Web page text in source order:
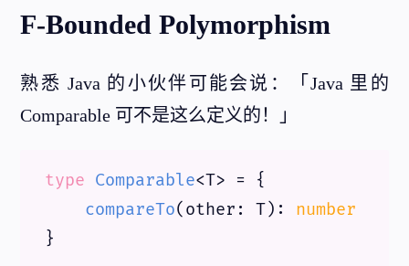
F-Bounded Polymorphism
熟悉 Java 的小伙伴可能会说：「Java 里的
Comparable 可不是这么定义的！」
type Comparable<T> = {
compareTo( other : T): number
}